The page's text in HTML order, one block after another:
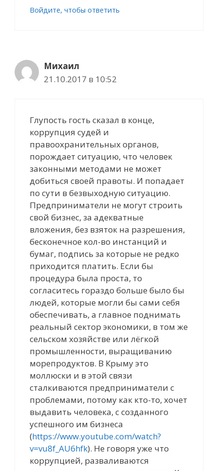
Войдите, чтобы ответить
Михаил
21.10.2017 в 10:52
Глупость гость сказал в конце,
коррупция судей и
правоохранительных органов,
порождает ситуацию, что человек
законными методами не может
добиться своей правоты. И попадает
по сути в безвыходную ситуацию.
Предприниматели не могут строить
свой бизнес, за адекватные
вложения, без взяток на разрешения,
бесконечное кол-во инстанций и
бумаг, подпись за которые не редко
приходится платить. Если бы
процедура была проста, то
согласитесь гораздо больше было бы
людей, которые могли бы сами себя
обеспечивать, а главное поднимать
реальный сектор экономики, в том же
сельском хозяйстве или лёгкой
промышленности, выращиванию
морепродуктов. В Крыму это
моллюски и в этой связи
сталкиваются предприниматели с
проблемами, потому как кто-то, хочет
выдавить человека, с созданного
успешного им бизнеса
(https://www.youtube.com/watch?
v=vu8f_AU6hfk). Не говоря уже что
коррупцией, разваливаются